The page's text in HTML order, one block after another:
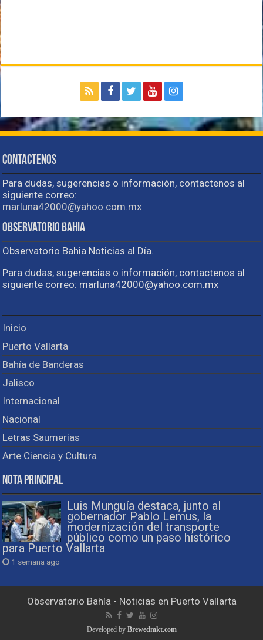
Contactenos
Para dudas, sugerencias o información, contactenos al
siguiente correo:
marluna42000@yahoo.com.mx
Observatorio Bahia
Observatorio Bahia Noticias al Día.
Para dudas, sugerencias o información, contactenos al
siguiente correo: marluna42000@yahoo.com.mx
Inicio
Puerto Vallarta
Bahía de Banderas
Jalisco
Internacional
Nacional
Letras Saumerias
Arte Ciencia y Cultura
Nota Principal
Luis Munguía destaca, junto al
gobernador Pablo Lemus, la
modernización del transporte
público como un paso histórico
para Puerto Vallarta
1 semana ago
Observatorio Bahía - Noticias en Puerto Vallarta
Developed by Brewedmkt.com